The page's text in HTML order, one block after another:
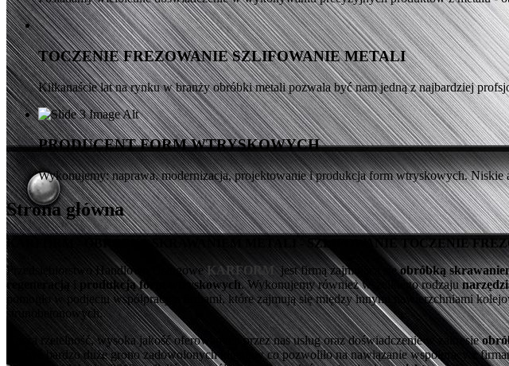
TOCZENIE FREZOWANIE SZLIFOWANIE METALI
Kilkanaście lat na rynku w branży obróbki metali pozwala być nam jedną z najbardziej
PRODUCENT FORM WTRYSKOWYCH
Wykonujemy: naprawa, modernizacja, projektowanie i produkcja form wtryskowych. Niskie
Strona główna
KARFORM - OBRÓBKA SKRAWANIEM METALI - SZLIFOWANIE TOCZENIE
Przedsiębiorstwo Handlowo UsługoweKARFORM jest firmą zajmującą sięobróbką
regeneracjąi produkcją form wtryskowych. Wykonujemy również wszelkiego rodzaju
pomogło w podjęciu współpracy z firmami, które zajmują się między innymi nawierzchniami
strunobetonowych.
Nasza rzetelność, wysoka jakość oferowanych przez nas usług oraz doświadczenie w zakresie
zdobyć bardzo duże grono zadowolonych klientów co pozwoliło na nawiązanie współpracy z